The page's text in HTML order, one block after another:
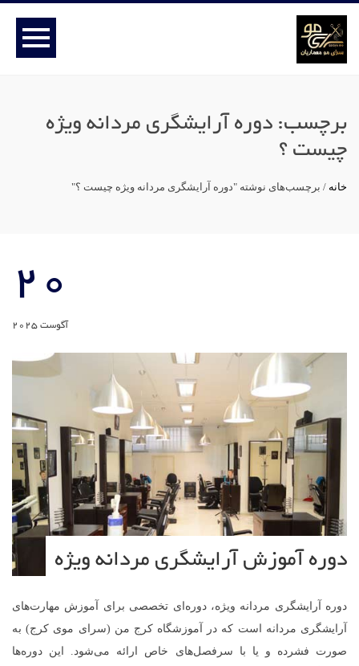
برچسب: دوره آرایشگری مردانه ویژه
چیست ؟
خانه / برچسب‌های نوشته "دوره آرایشگری مردانه ویژه چیست ؟"
20
آگوست 2025
دوره آموزش آرایشگری مردانه ویژه
دوره آرایشگری مردانه ویژه، دوره‌ای تخصصی برای آموزش مهارت‌های
آرایشگری مردانه است که در آموزشگاه کرج من (سرای موی کرج) به
صورت فشرده و یا با سرفصل‌های خاص ارائه می‌شود. این دوره‌ها